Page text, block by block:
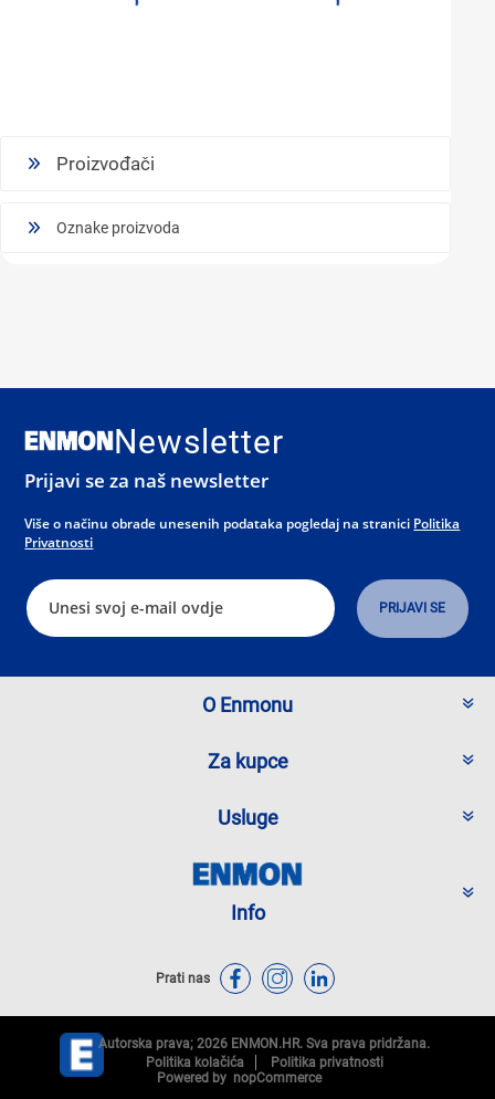
Proizvođači
Oznake proizvoda
Newsletter
Prijavi se za naš newsletter
Više o načinu obrade unesenih podataka pogledaj na stranici Politika
Privatnosti
O Enmonu
Za kupce
Usluge
Info
Prati nas
Autorska prava; 2026 ENMON.HR. Sva prava pridržana.
Politika kolačića
Politika privatnosti
Powered by nopCommerce